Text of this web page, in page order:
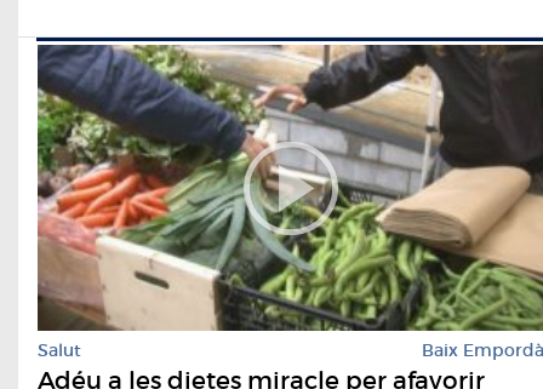
Salut Baix Empordà
Adéu a les dietes miracle per afavorir